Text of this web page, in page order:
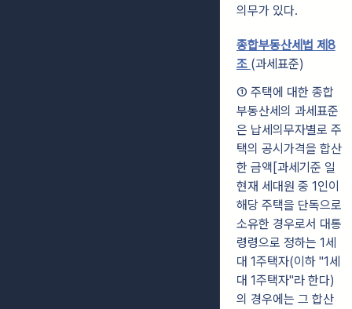
의무가 있다.
종합부동산세법 제8
조 (과세표준)
① 주택에 대한 종합
부동산세의 과세표준
은 납세의무자별로 주
택의 공시가격을 합산
한 금액[과세기준 일
현재 세대원 중 1인이
해당 주택을 단독으로
소유한 경우로서 대통
령령으로 정하는 1세
대 1주택자(이하 "1세
대 1주택자"라 한다)
의 경우에는 그 합산